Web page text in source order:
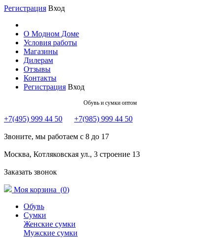
Регистрация Вход
О Модном Доме
Условия работы
Магазины
Дилерам
Отзывы
Контакты
Регистрация Вход
Обувь и сумки оптом
+7(495) 999 44 50 +7(985) 999 44 50
Звоните, мы работаем с 8 до 17
Москва, Котляковская ул., 3 строение 13
Заказать звонок
Моя корзина (0)
Обувь
Сумки
Женские сумки
Мужские сумки